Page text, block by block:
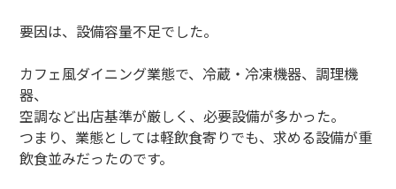
要因は、設備容量不足でした。
カフェ風ダイニング業態で、冷蔵・冷凍機器、調理機
器、
空調など出店基準が厳しく、必要設備が多かった。
つまり、業態としては軽飲食寄りでも、求める設備が重
飲食並みだったのです。